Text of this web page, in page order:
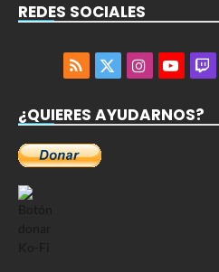
REDES SOCIALES
RSS
X
InstagramYouTube
¿QUIERES AYUDARNOS?